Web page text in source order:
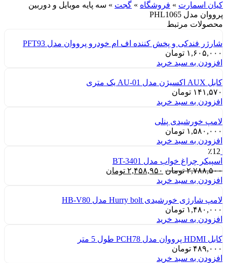
کیان اسمارت » فروشگاه » گجت » سه پایه موبایل و دوربین
پرووان مدل PHL1065
محصولات مرتبط
شارژر فندکی و پخش کننده اف ام خودرو پرووان مدل PFT93
۱,۶۰۵,۰۰۰ تومان
افزودن به سبد خرید
کابل AUX اکسیژن مدل AU-01 یک متری
۱۴۱,۵۷۰ تومان
افزودن به سبد خرید
لامپ خورشیدی پنلی
۱,۵۸۰,۰۰۰ تومان
افزودن به سبد خرید
٪12
اسپیکر چراغ خواب مدل BT-3401
۲,۷۸۸,۵۰۰ تومان قیمت
اصلی:
بود.
۲,۴۵۸,۹۵۰ تومان
افزودن به سبد خرید
لامپ شارژی خورشیدی Hurry bolt مدل HB-V80
۱,۴۸۰,۰۰۰ تومان
افزودن به سبد خرید
کابل HDMI پرووان مدل PCH78 طول 5 متر
۴۸۹,۰۰۰ تومان
افزودن به سبد خرید